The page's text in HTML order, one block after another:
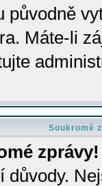
původně
Máte-li
Soukromé
zprávy!
důvody.